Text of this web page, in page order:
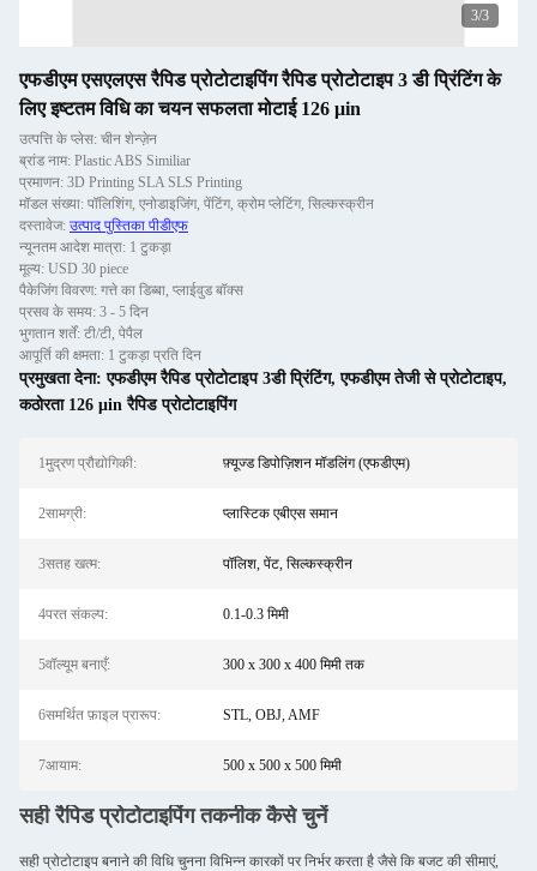
1/3
एफडीएम एसएलएस रैपिड प्रोटोटाइपिंग रैपिड प्रोटोटाइप 3 डी प्रिंटिंग के
लिए इष्टतम विधि का चयन सफलता मोटाई 126 μin
उत्पत्ति के प्लेस: चीन शेन्ज़ेन
ब्रांड नाम: Plastic ABS Similiar
प्रमाणन: 3D Printing SLA SLS Printing
मॉडल संख्या: पॉलिशिंग, एनोडाइजिंग, पेंटिंग, क्रोम प्लेटिंग, सिल्कस्क्रीन
दस्तावेज: उत्पाद पुस्तिका पीडीएफ
न्यूनतम आदेश मात्रा: 1 टुकड़ा
मूल्य: USD 30 piece
पैकेजिंग विवरण: गत्ते का डिब्बा, प्लाईवुड बॉक्स
प्रसव के समय: 3 - 5 दिन
भुगतान शर्तें: टी/टी, पेपैल
आपूर्ति की क्षमता: 1 टुकड़ा प्रति दिन
प्रमुखता देना:एफडीएम रैपिड प्रोटोटाइप 3डी प्रिंटिंग,एफडीएम तेजी से प्रोटोटाइप,
कठोरता 126 μin रैपिड प्रोटोटाइपिंग
1मुद्रण प्रौद्योगिकी: फ़्यूज्ड डिपोज़िशन मॉडलिंग (एफडीएम)
2सामग्री: प्लास्टिक एबीएस समान
3सतह खत्म: पॉलिश, पेंट, सिल्कस्क्रीन
4परत संकल्प: 0.1-0.3 मिमी
5वॉल्यूम बनाएँ: 300 x 300 x 400 मिमी तक
6समर्थित फ़ाइल प्रारूप: STL, OBJ, AMF
7आयाम: 500 x 500 x 500 मिमी
सही रैपिड प्रोटोटाइपिंग तकनीक कैसे चुनें
सही प्रोटोटाइप बनाने की विधि चुनना विभिन्न कारकों पर निर्भर करता है जैसे कि बजट की सीमाएं,